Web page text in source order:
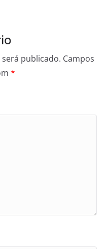
publicado. Campos
*